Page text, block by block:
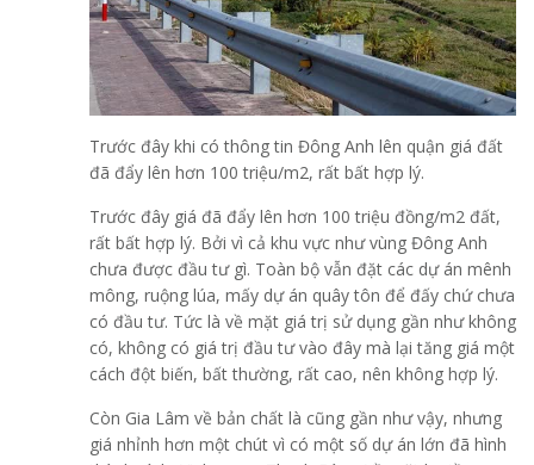
Trước đây khi có thông tin Đông Anh lên quận giá đất
đã đẩy lên hơn 100 triệu/m2, rất bất hợp lý.
Trước đây giá đã đẩy lên hơn 100 triệu đồng/m2 đất,
rất bất hợp lý. Bởi vì cả khu vực như vùng Đông Anh
chưa được đầu tư gì. Toàn bộ vẫn đặt các dự án mênh
mông, ruộng lúa, mấy dự án quây tôn để đấy chứ chưa
có đầu tư. Tức là về mặt giá trị sử dụng gần như không
có, không có giá trị đầu tư vào đây mà lại tăng giá một
cách đột biến, bất thường, rất cao, nên không hợp lý.
Còn Gia Lâm về bản chất là cũng gần như vậy, nhưng
giá nhỉnh hơn một chút vì có một số dự án lớn đã hình